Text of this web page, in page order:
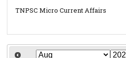
TNPSC Micro Current Affairs